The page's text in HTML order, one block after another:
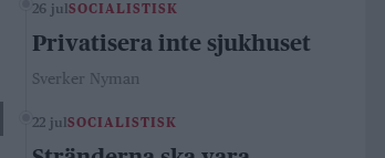
26 julSOCIALISTISK
Privatisera inte sjukhuset
Sverker Nyman
22 julSOCIALISTISK